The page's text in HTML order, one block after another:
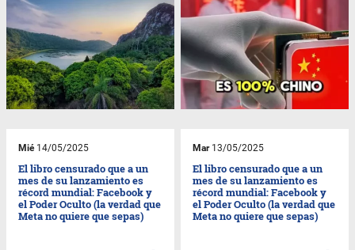
Mié14/05/2025
El libro censurado que a un
mes de su lanzamiento es
récord mundial: Facebook y
el Poder Oculto (la verdad que
Meta no quiere que sepas)
Mar13/05/2025
El libro censurado que a un
mes de su lanzamiento es
récord mundial: Facebook y
el Poder Oculto (la verdad que
Meta no quiere que sepas)